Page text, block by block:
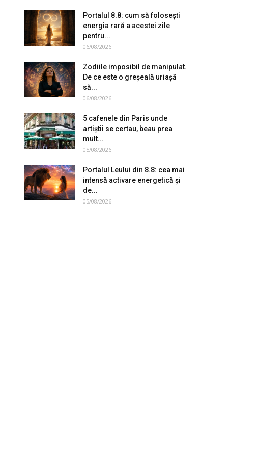
Portalul 8.8: cum să folosești
energia rară a acestei zile
pentru...
06/08/2026
Zodiile imposibil de manipulat.
De ce este o greșeală uriașă
să...
06/08/2026
5 cafenele din Paris unde
artiștii se certau, beau prea
mult...
05/08/2026
Portalul Leului din 8.8: cea mai
intensă activare energetică și
de...
05/08/2026